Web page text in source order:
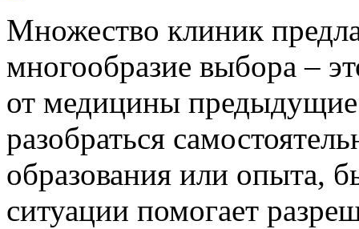
Множество клиник
многообразие выбора –
от медицины
разобраться
образования или опыта,
ситуации помогает